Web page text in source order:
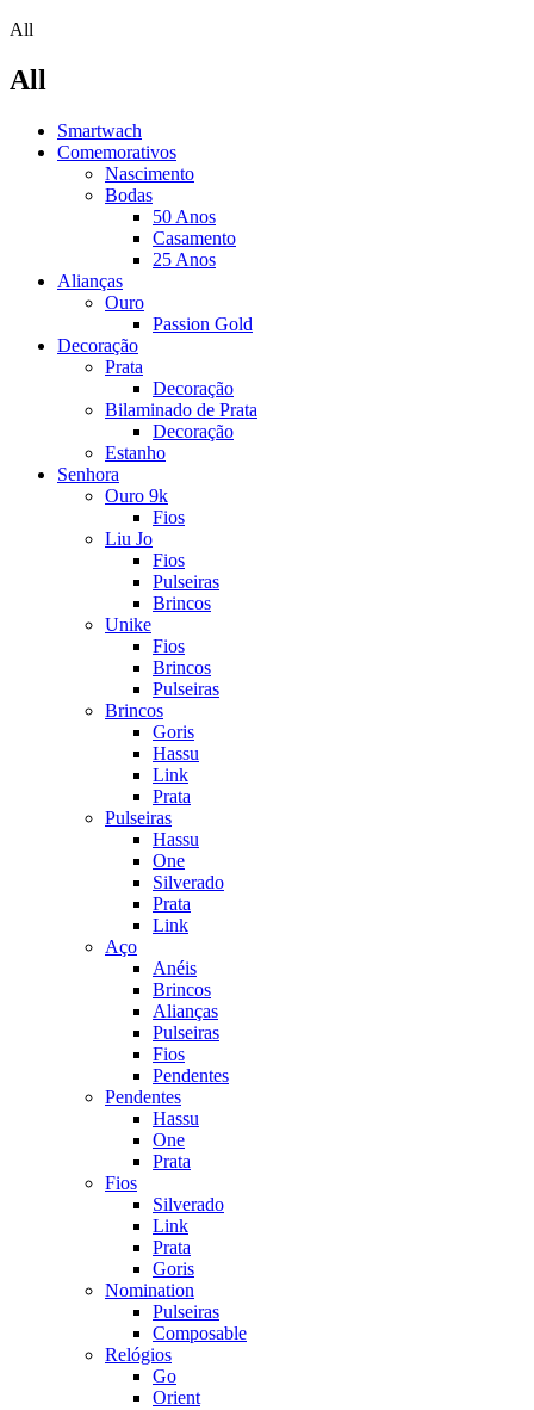
All
All
Smartwach
Comemorativos
Nascimento
Bodas
50 Anos
Casamento
25 Anos
Alianças
Ouro
Passion Gold
Decoração
Prata
Decoração
Bilaminado de Prata
Decoração
Estanho
Senhora
Ouro 9k
Fios
Liu Jo
Fios
Pulseiras
Brincos
Unike
Fios
Brincos
Pulseiras
Brincos
Goris
Hassu
Link
Prata
Pulseiras
Hassu
One
Silverado
Prata
Link
Aço
Anéis
Brincos
Alianças
Pulseiras
Fios
Pendentes
Pendentes
Hassu
One
Prata
Fios
Silverado
Link
Prata
Goris
Nomination
Pulseiras
Composable
Relógios
Go
Orient